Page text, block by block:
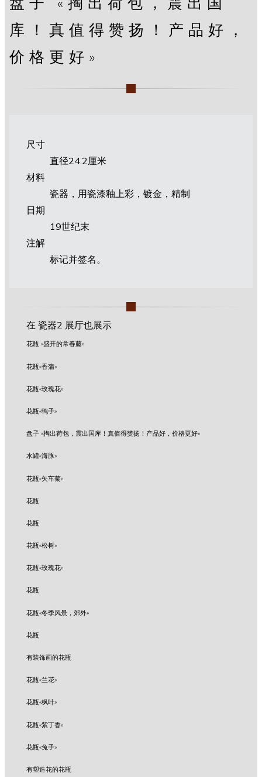
库！真值得赞扬！产品好，
价格更好»
尺寸
直径24.2厘米
材料
瓷器，用瓷漆釉上彩，镀金，精制
日期
19世纪末
注解
标记并签名。
在 瓷器2 展厅也展示
花瓶 «盛开的常春藤»
花瓶«香蒲»
花瓶«玫瑰花»
花瓶«鸭子»
盘子 «掏出荷包，震出国库！真值得赞扬！产品好，价格更好»
水罐«海豚»
花瓶«矢车菊»
花瓶
花瓶
花瓶«松树»
花瓶«玫瑰花»
花瓶
花瓶«冬季风景，郊外»
花瓶
有装饰画的花瓶
花瓶«兰花»
花瓶«枫叶»
花瓶«紫丁香»
花瓶«兔子»
有塑造花的花瓶